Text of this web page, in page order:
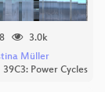
3.0k
Müller
39C3: Power Cycles